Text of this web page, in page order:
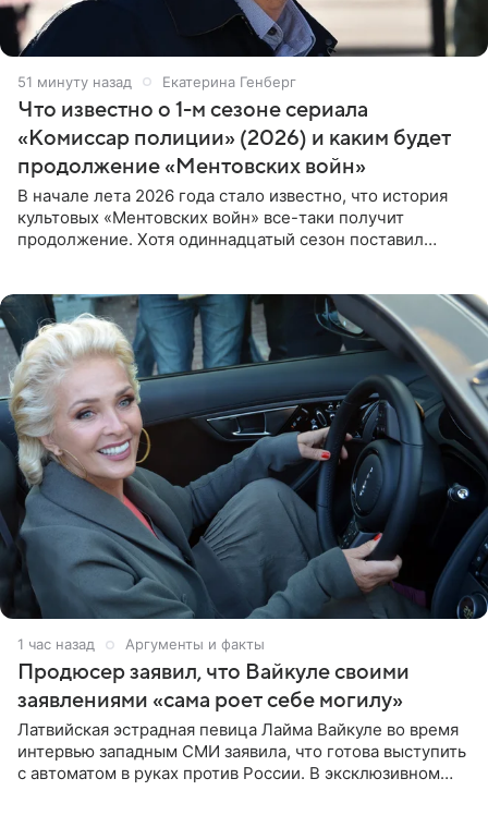
52 минуты назад Екатерина Генберг
Что известно о 1-м сезоне сериала
«Комиссар полиции» (2026) и каким будет
продолжение «Ментовских войн»
В начале лета 2026 года стало известно, что история
культовых «Ментовских войн» все-таки получит
продолжение. Хотя одиннадцатый сезон поставил
1 час назад Аргументы и факты
Продюсер заявил, что Вайкуле своими
заявлениями «сама роет себе могилу»
Латвийская эстрадная певица Лайма Вайкуле во время
интервью западным СМИ заявила, что готова выступить
с автоматом в руках против России. В эксклюзивном